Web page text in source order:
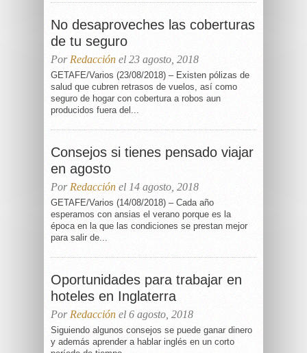
No desaproveches las coberturas
de tu seguro
Por Redacción el 23 agosto, 2018
GETAFE/Varios (23/08/2018) – Existen pólizas de
salud que cubren retrasos de vuelos, así como
seguro de hogar con cobertura a robos aun
producidos fuera del...
Consejos si tienes pensado viajar
en agosto
Por Redacción el 14 agosto, 2018
GETAFE/Varios (14/08/2018) – Cada año
esperamos con ansias el verano porque es la
época en la que las condiciones se prestan mejor
para salir de...
Oportunidades para trabajar en
hoteles en Inglaterra
Por Redacción el 6 agosto, 2018
Siguiendo algunos consejos se puede ganar dinero
y además aprender a hablar inglés en un corto